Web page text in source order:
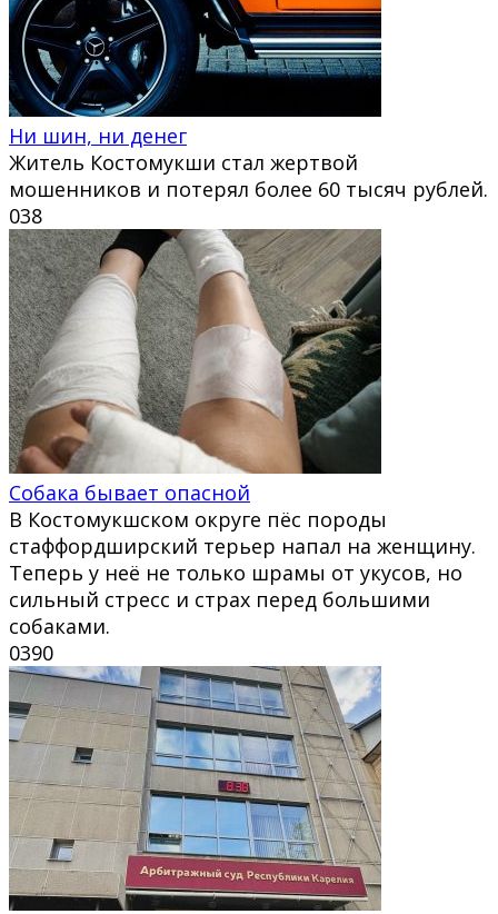
Ни шин, ни денег
Житель Костомукши стал жертвой
мошенников и потерял более 60 тысяч рублей.
038
Собака бывает опасной
В Костомукшском округе пёс породы
стаффордширский терьер напал на женщину.
Теперь у неё не только шрамы от укусов, но
сильный стресс и страх перед большими
собаками.
0390